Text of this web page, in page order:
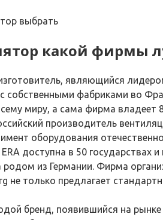
выбрать
какой фирмы
являющийся
собственными фабриками во
миру, а сама фирма владеет
производитель
оборудования
доступна в 50 государствах
родом из Германии. Фирма
не только предлагает
бренд, появившийся на